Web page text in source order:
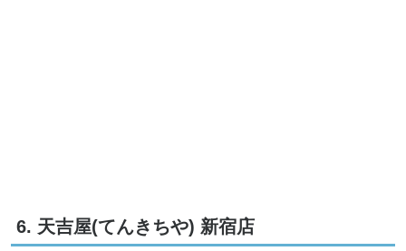
6. 天吉屋(てんきちや) 新宿店